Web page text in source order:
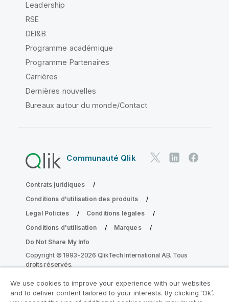
Leadership
RSE
DEI&B
Programme académique
Programme Partenaires
Carrières
Dernières nouvelles
Bureaux autour du monde/Contact
Communauté Qlik
Contrats juridiques
Conditions d'utilisation des produits
Legal Policies
Conditions légales
Conditions d'utilisation
Marques
Do Not Share My Info
Copyright © 1993-2026 QlikTech International AB. Tous
droits réservés.
We use cookies to improve your experience with our websites
and to deliver content tailored to your interests. By clicking ‘Ok’,